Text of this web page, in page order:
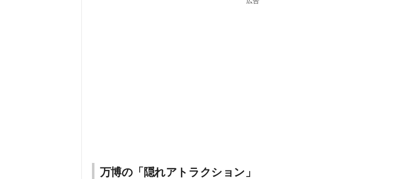
万博の「隠れアトラクション」